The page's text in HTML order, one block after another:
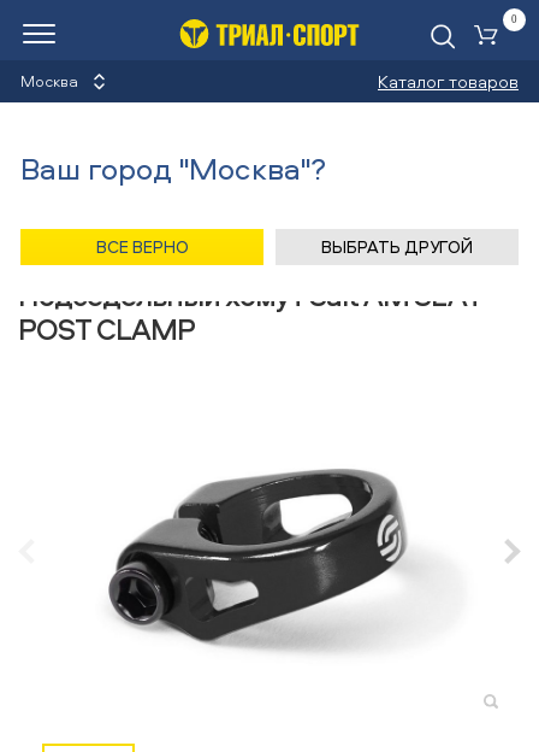
Москва Каталог товаров
0
Подседельный хомут Salt AM SEAT
POST CLAMP
Ваш город "Москва"?
ВСЕ ВЕРНО ВЫБРАТЬ ДРУГОЙ